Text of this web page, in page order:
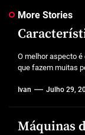
More Stories
O melhor aspecto
que fazem muitas
Ivan Julho 29,
Máquinas